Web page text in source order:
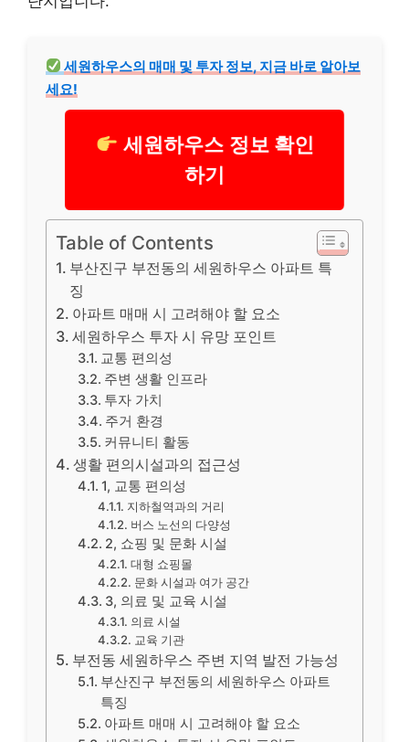
세원하우스의 매매 및 투자 정보, 지금 바로 알아보
세요!
세원하우스 정보 확인
하기
Table of Contents
부산진구 부전동의 세원하우스 아파트 특
징
아파트 매매 시 고려해야 할 요소
세원하우스 투자 시 유망 포인트
교통 편의성
주변 생활 인프라
투자 가치
주거 환경
커뮤니티 활동
생활 편의시설과의 접근성
1, 교통 편의성
지하철역과의 거리
버스 노선의 다양성
2, 쇼핑 및 문화 시설
대형 쇼핑몰
문화 시설과 여가 공간
3, 의료 및 교육 시설
의료 시설
교육 기관
부전동 세원하우스 주변 지역 발전 가능성
부산진구 부전동의 세원하우스 아파트
특징
아파트 매매 시 고려해야 할 요소